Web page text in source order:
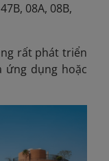
08A, 08B,
rất phát triển
ứng dụng hoặc